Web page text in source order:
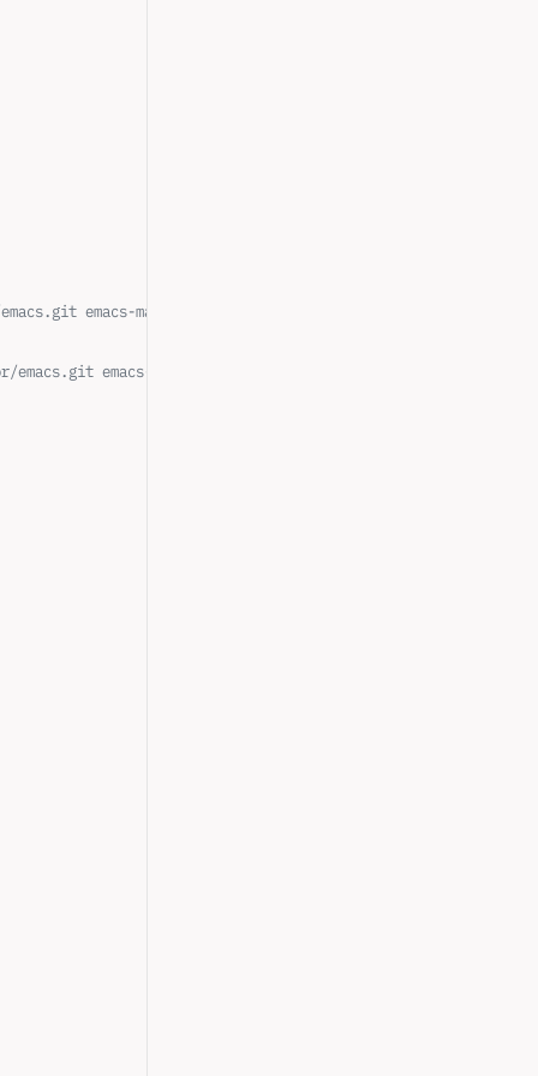
emacs-master-git
emacs-29-git